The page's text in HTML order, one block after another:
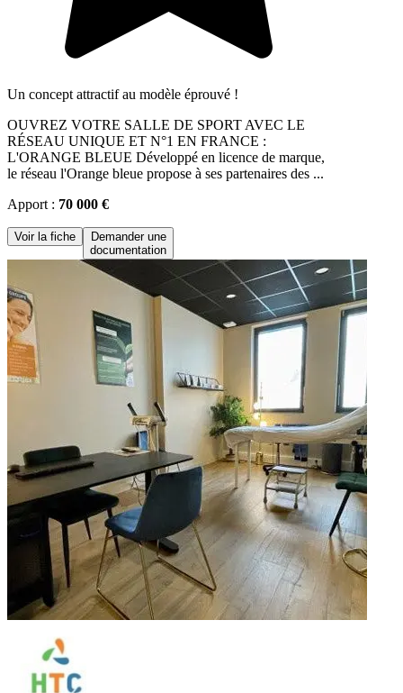
Un concept attractif au modèle éprouvé !
OUVREZ VOTRE SALLE DE SPORT AVEC LE
RÉSEAU UNIQUE ET N°1 EN FRANCE :
L'ORANGE BLEUE Développé en licence de marque,
le réseau l'Orange bleue propose à ses partenaires des ...
Apport : 70 000 €
Voir la fiche
Demander une
documentation